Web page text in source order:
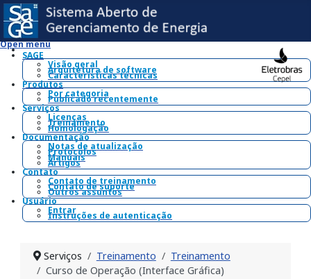
Open menu
SAGE
Visão geral
Arquitetura de software
Características técnicas
Produtos
Por categoria
Publicado recentemente
Serviços
Licenças
Treinamento
Homologação
Documentação
Notas de atualização
Protocolos
Manuais
Artigos
Contato
Contato de treinamento
Contato de suporte
Outros assuntos
Usuário
Entrar
Instruções de autenticação
Serviços Treinamento
Treinamento
Curso de Operação (Interface Gráfica)